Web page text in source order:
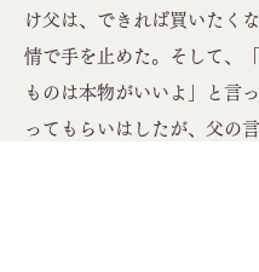
け父は、できれば買いたく
情で手を止めた。そして、
ものは本物がいいよ」と言
ってもらいはしたが、父の